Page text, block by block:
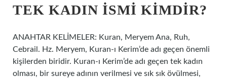
TEK KADIN ISMI KIMDIR?
ANAHTAR KELİMELER: Kuran, Meryem Ana, Ruh,
Cebrail. Hz. Meryem, Kuran-ı Kerim’de adı geçen önemli
kişilerden biridir. Kuran-ı Kerim’de adı geçen tek kadın
olması, bir sureye adının verilmesi ve sık sık övülmesi,